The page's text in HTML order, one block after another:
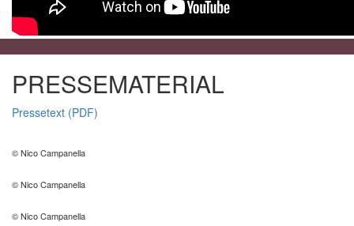
PRESSEMATERIAL
Pressetext (PDF)
© Nico Campanella
© Nico Campanella
© Nico Campanella